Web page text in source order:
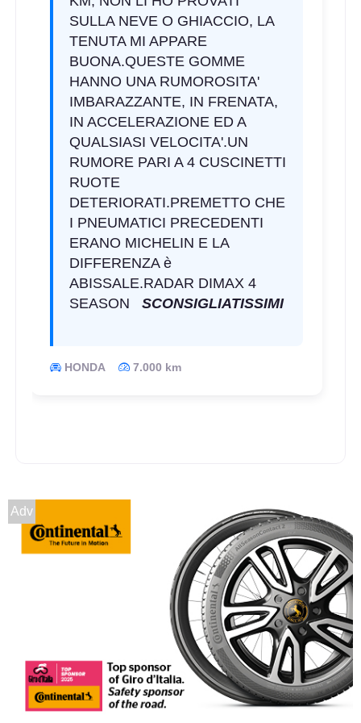
SULLA NEVE O GHIACCIO, LA
TENUTA MI APPARE
BUONA.QUESTE GOMME
HANNO UNA RUMOROSITA'
IMBARAZZANTE, IN FRENATA,
IN ACCELERAZIONE ED A
QUALSIASI VELOCITA'.UN
RUMORE PARI A 4 CUSCINETTI
RUOTE
DETERIORATI.PREMETTO CHE
I PNEUMATICI PRECEDENTI
ERANO MICHELIN E LA
DIFFERENZA è
ABISSALE.RADAR DIMAX 4
SEASON SCONSIGLIATISSIMI
HONDA 7.000 km
Adv